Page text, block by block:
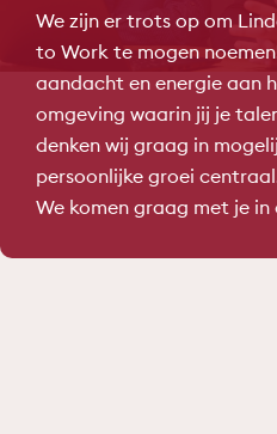
We zijn er trots op om
to Work te mogen
aandacht en energie aan
omgeving waarin jij je
denken wij graag in
persoonlijke groei
We komen graag met je